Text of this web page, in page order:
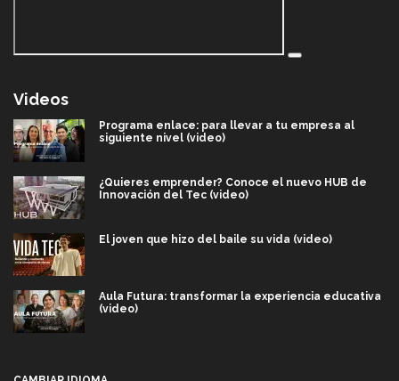
Videos
Programa enlace: para llevar a tu empresa al
siguiente nivel (video)
¿Quieres emprender? Conoce el nuevo HUB de
Innovación del Tec (video)
El joven que hizo del baile su vida (video)
Aula Futura: transformar la experiencia educativa
(video)